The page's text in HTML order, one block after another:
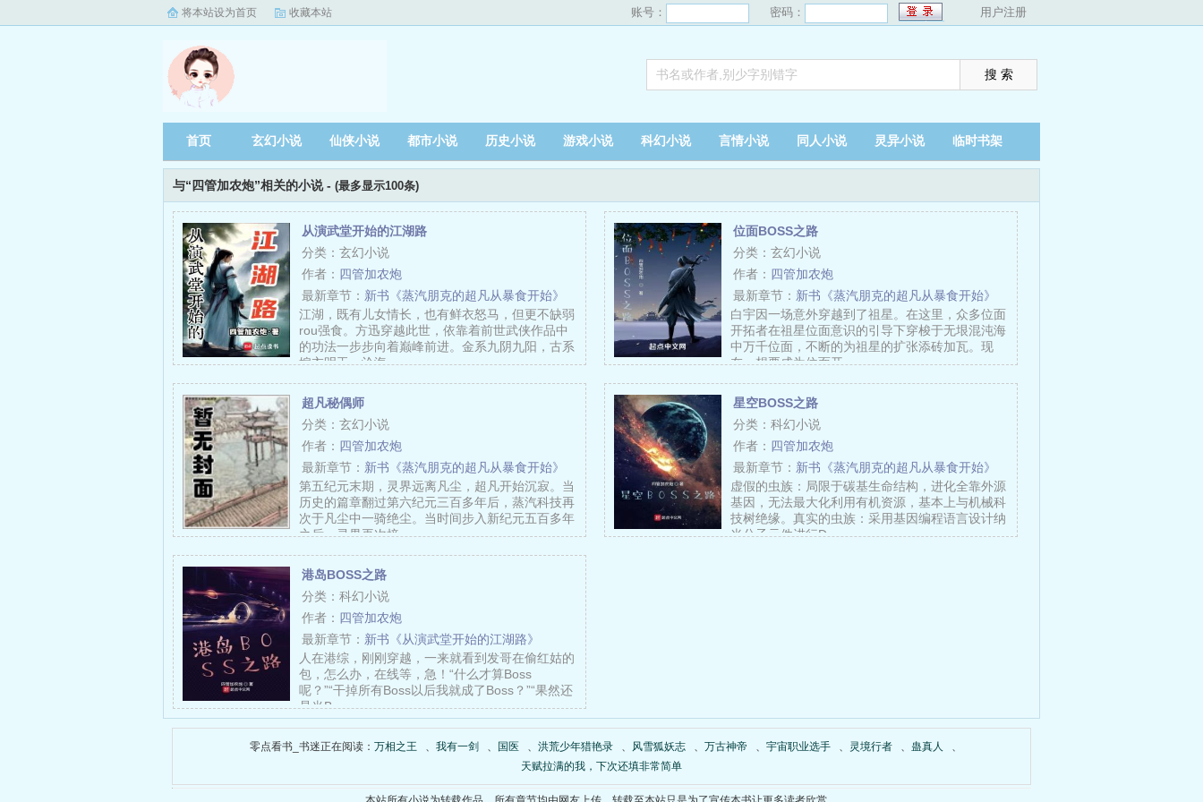
将本站设为首页 收藏本站 账号： 密码： 用户注册
首页 玄幻小说 仙侠小说 都市小说 历史小说 游戏小说 科幻小说 言情小说 同人小说 灵异小说 临时书架
与“四管加农炮”相关的小说 - (最多显示100条)
从演武堂开始的江湖路
分类：玄幻小说
作者： 四管加农炮
最新章节： 新书《蒸汽朋克的超凡从暴食开始》
江湖，既有儿女情长，也有鲜衣怒马，但更不缺弱
rou强食。方迅穿越此世，依靠着前世武侠作品中
的功法一步步向着巅峰前进。金系九阴九阳，古系
嫁衣明玉，沧海……
位面BOSS之路
分类：玄幻小说
作者： 四管加农炮
最新章节： 新书《蒸汽朋克的超凡从暴食开始》
白宇因一场意外穿越到了祖星。在这里，众多位面
开拓者在祖星位面意识的引导下穿梭于无垠混沌海
中万千位面，不断的为祖星的扩张添砖加瓦。现
在，想要成为位面开……
超凡秘偶师
分类：玄幻小说
作者： 四管加农炮
最新章节： 新书《蒸汽朋克的超凡从暴食开始》
第五纪元末期，灵界远离凡尘，超凡开始沉寂。当
历史的篇章翻过第六纪元三百多年后，蒸汽科技再
次于凡尘中一骑绝尘。当时间步入新纪元五百多年
之后，灵界再次接……
星空BOSS之路
分类：科幻小说
作者： 四管加农炮
最新章节： 新书《蒸汽朋克的超凡从暴食开始》
虚假的虫族：局限于碳基生命结构，进化全靠外源
基因，无法最大化利用有机资源，基本上与机械科
技树绝缘。真实的虫族：采用基因编程语言设计纳
米分子元件进行D……
港岛BOSS之路
分类：科幻小说
作者： 四管加农炮
最新章节： 新书《从演武堂开始的江湖路》
人在港综，刚刚穿越，一来就看到发哥在偷红姑的
包，怎么办，在线等，急！“什么才算Boss
呢？”“干掉所有Boss以后我就成了Boss？”“果然还
是当B……
零点看书_书迷正在阅读： 万相之王 、 我有一剑 、 国医 、 洪荒少年猎艳录 、 风雪狐妖志 、 万古神帝 、 宇宙职业选手 、 灵境行者 、 蛊真人
、
天赋拉满的我，下次还填非常简单